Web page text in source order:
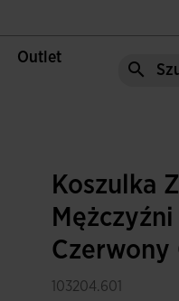
Outlet
Koszulka
Czerwony
103204.601